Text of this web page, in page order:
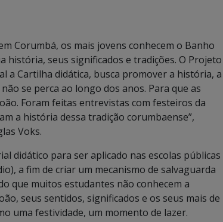
Corumbá, os mais jovens conhecem o Banho
história, seus significados e tradições. O Projeto
a Cartilha didática, busca promover a história, a
se perca ao longo dos anos. Para que as
Foram feitas entrevistas com festeiros da
a história dessa tradição corumbaense”,
Voks.
didático para ser aplicado nas escolas públicas
a fim de criar um mecanismo de salvaguarda
que muitos estudantes não conhecem a
seus sentidos, significados e os seus mais de
uma festividade, um momento de lazer.